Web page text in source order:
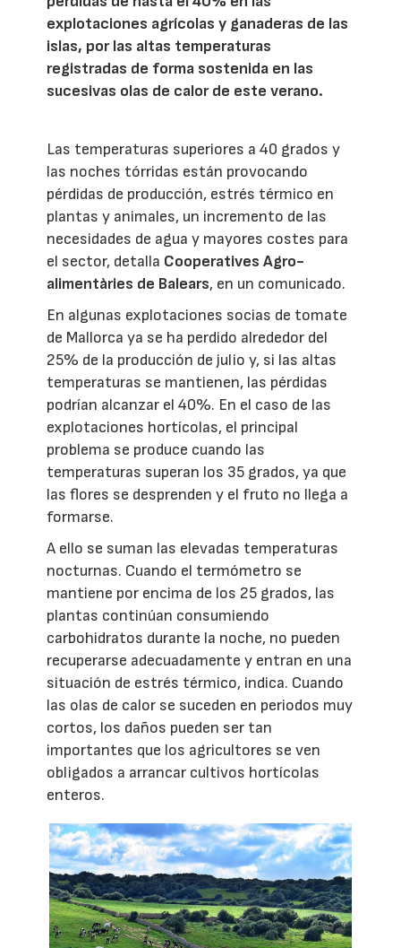
explotaciones agrícolas y ganaderas de las
islas, por las altas temperaturas
registradas de forma sostenida en las
sucesivas olas de calor de este verano.
Las temperaturas superiores a 40 grados y
las noches tórridas están provocando
pérdidas de producción, estrés térmico en
plantas y animales, un incremento de las
necesidades de agua y mayores costes para
el sector, detalla Cooperatives Agro-
alimentàries de Balears, en un comunicado.
En algunas explotaciones socias de tomate
de Mallorca ya se ha perdido alrededor del
25% de la producción de julio y, si las altas
temperaturas se mantienen, las pérdidas
podrían alcanzar el 40%. En el caso de las
explotaciones hortícolas, el principal
problema se produce cuando las
temperaturas superan los 35 grados, ya que
las flores se desprenden y el fruto no llega a
formarse.
A ello se suman las elevadas temperaturas
nocturnas. Cuando el termómetro se
mantiene por encima de los 25 grados, las
plantas continúan consumiendo
carbohidratos durante la noche, no pueden
recuperarse adecuadamente y entran en una
situación de estrés térmico, indica. Cuando
las olas de calor se suceden en periodos muy
cortos, los daños pueden ser tan
importantes que los agricultores se ven
obligados a arrancar cultivos hortícolas
enteros.